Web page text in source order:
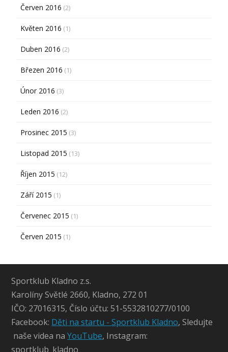
Červen 2016 (2)
Květen 2016 (1)
Duben 2016 (2)
Březen 2016 (1)
Únor 2016 (3)
Leden 2016 (2)
Prosinec 2015 (3)
Listopad 2015 (13)
Říjen 2015 (12)
Září 2015 (1)
Červenec 2015 (1)
Červen 2015 (1)
Sportklub Kladno z.s.
Karolíny Světlé 2660, Kladno, 272 01
IČO: 27016315, Číslo účtu: 51-5532810277/0100
Facebook: Děti na startu - Sportklub Kladno, Sledujte
naše videa naYouTube, Instagram:
sportklub_kladno